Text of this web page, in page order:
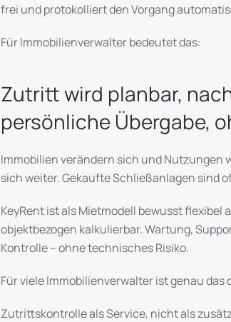
frei und protokolliert den Vorgang
Für Immobilienverwalter bedeutet das:
Zutritt wird planbar,
persönliche Übergabe,
Immobilien verändern sich und Nutzungen
sich weiter. Gekaufte Schließanlagen sind
KeyRent ist als Mietmodell bewusst flexibel
objektbezogen kalkulierbar. Wartung,
Kontrolle – ohne technisches Risiko.
Für viele Immobilienverwalter ist genau
Zutrittskontrolle als Service, nicht als